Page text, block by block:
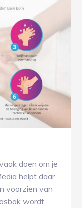
doen om je
helpt daar
voorzien van
wordt